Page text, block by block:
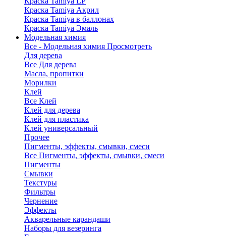
Краска Tamiya Акрил
Краска Tamiya в баллонах
Краска Tamiya Эмаль
Модельная химия
Все - Модельная химия Просмотреть
Для дерева
Все Для дерева
Масла, пропитки
Морилки
Клей
Все Клей
Клей для дерева
Клей для пластика
Клей универсальный
Прочее
Пигменты, эффекты, смывки, смеси
Все Пигменты, эффекты, смывки, смеси
Пигменты
Смывки
Текстуры
Фильтры
Чернение
Эффекты
Акварельные карандаши
Наборы для везеринга